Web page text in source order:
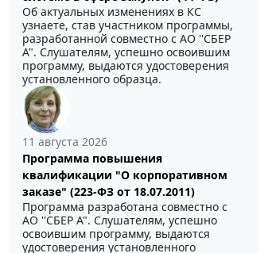
Об актуальных изменениях в КС
узнаете, став участником программы,
разработанной совместно с АО ''СБЕР
А". Слушателям, успешно освоившим
программу, выдаются удостоверения
установленного образца.
11 августа 2026
Программа повышения
квалификации "О корпоративном
заказе" (223-ФЗ от 18.07.2011)
Программа разработана совместно с
АО ''СБЕР А". Слушателям, успешно
освоившим программу, выдаются
удостоверения установленного